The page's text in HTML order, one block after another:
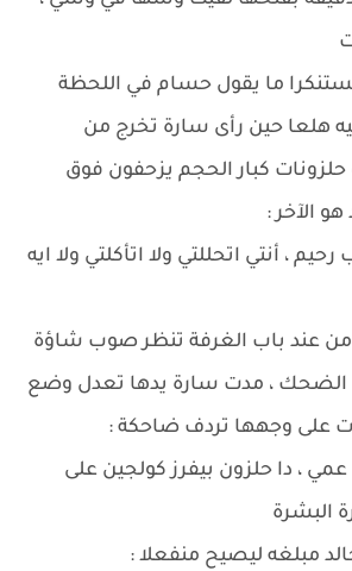
ما يقول حسام في اللحظة
هلعا حين رأى سارة تخرج من
كبار الحجم يزحفون فوق
الآخر :
، أنتي اتحللتي ولا اتأكلتي ولا ايه
من عند باب الغرفة تنظر صوب شاؤة
الضحك ، مدت سارة يدها تعدل وضع
على وجهها تردف ضاحكة :
، دا حلزون بيفرز كولجين على
البشرة
مبلغه ليصيح منفعلا :